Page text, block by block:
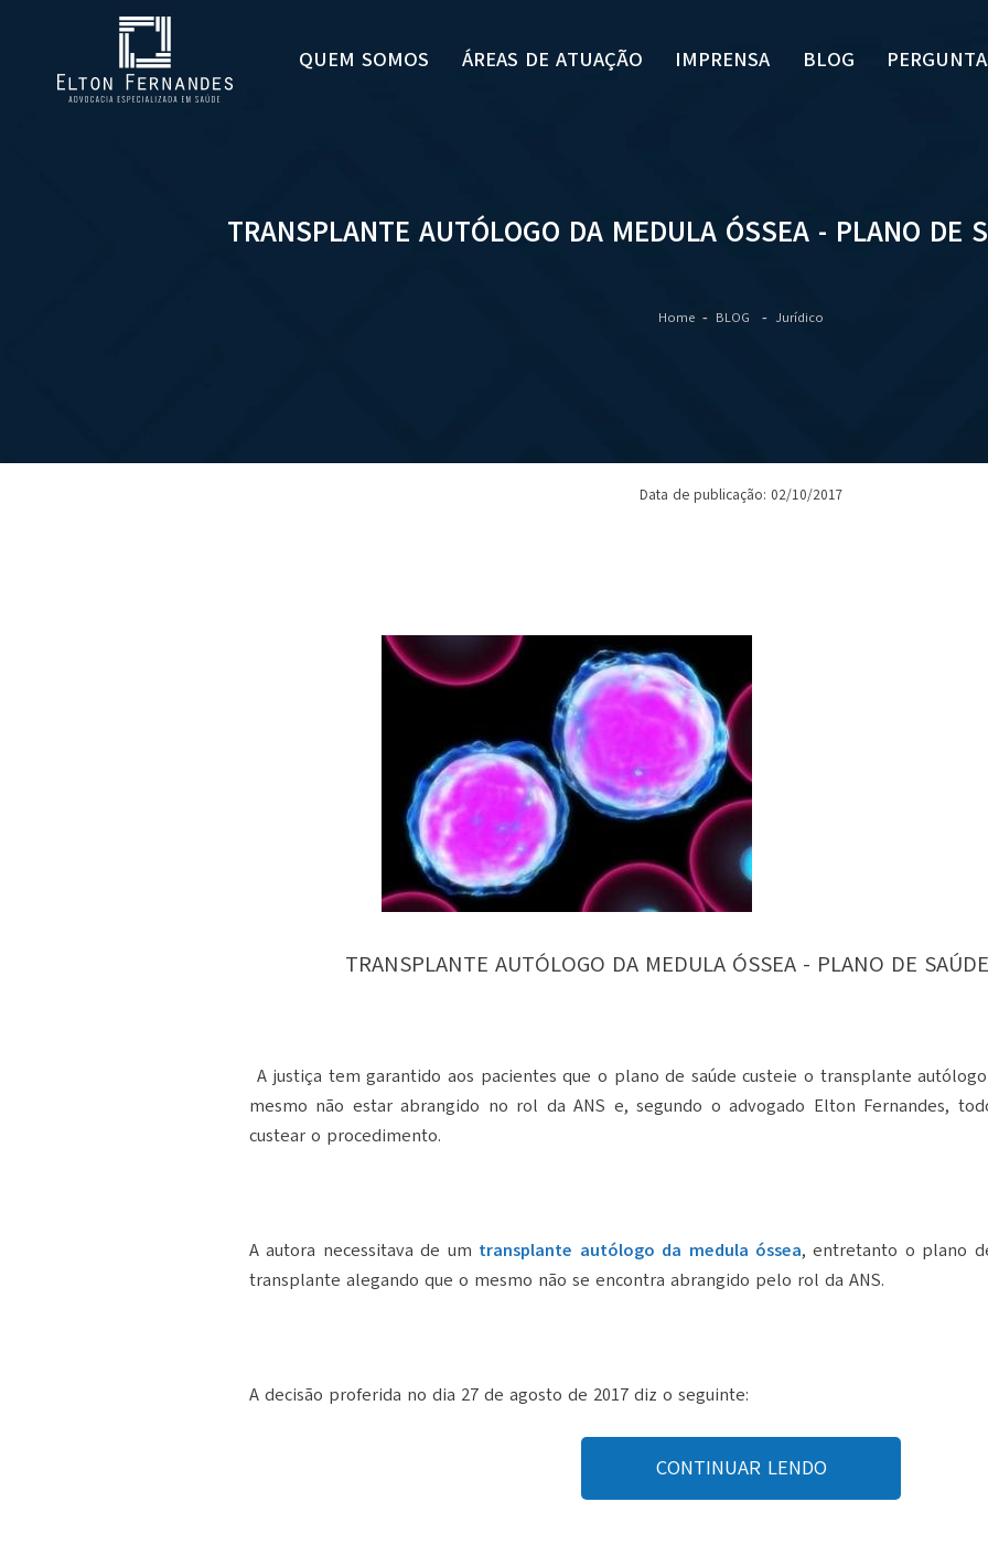
QUEM SOMOS ÁREAS DE ATUAÇÃO IMPRENSA BLOG
TRANSPLANTE AUTÓLOGO DA MEDULA ÓSSEA - PLANO DE
Home BLOG Jurídico
Data de publicação: 02/10/2017
TRANSPLANTE AUTÓLOGO DA MEDULA ÓSSEA - PLANO DE
A justiça tem garantido aos pacientes que o plano de saúde custeie o transplante
mesmo não estar abrangido no rol da ANS e, segundo o advogado Elton Fernandes,
custear o procedimento.
A autora necessitava de um transplante autólogo da medula óssea, entretanto o plano
transplante alegando que o mesmo não se encontra abrangido pelo rol da ANS.
A decisão proferida no dia 27 de agosto de 2017 diz o seguinte:
CONTINUAR LENDO